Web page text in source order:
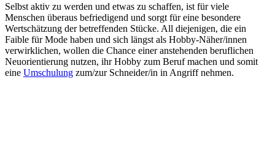
Selbst aktiv zu werden und etwas zu schaffen, ist für viele
Menschen überaus befriedigend und sorgt für eine besondere
Wertschätzung der betreffenden Stücke. All diejenigen, die ein
Faible für Mode haben und sich längst als Hobby-Näher/innen
verwirklichen, wollen die Chance einer anstehenden beruflichen
Neuorientierung nutzen, ihr Hobby zum Beruf machen und somit
eine Umschulung zum/zur Schneider/in in Angriff nehmen.